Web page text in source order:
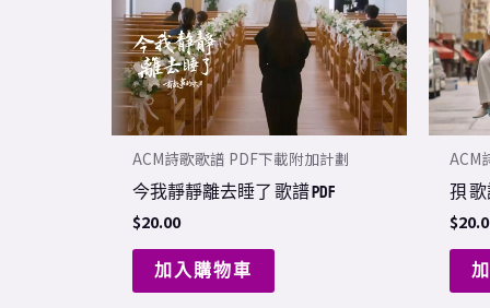
ACM詩歌歌譜 PDF下載附加計劃
今我靜靜離去睡了 歌譜 PDF
$20.00
加入購物車
ACM
孭 歌
$